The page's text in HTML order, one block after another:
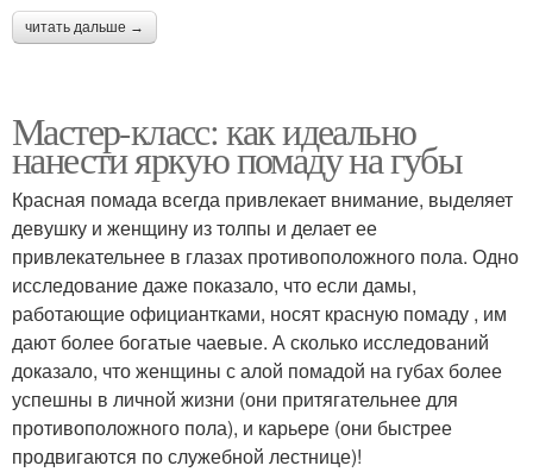
читать дальше →
Мастер-класс: как идеально
нанести яркую помаду на губы
Красная помада всегда привлекает внимание, выделяет
девушку и женщину из толпы и делает ее
привлекательнее в глазах противоположного пола. Одно
исследование даже показало, что если дамы,
работающие официантками, носят красную помаду , им
дают более богатые чаевые. А сколько исследований
доказало, что женщины с алой помадой на губах более
успешны в личной жизни (они притягательнее для
противоположного пола), и карьере (они быстрее
продвигаются по служебной лестнице)!